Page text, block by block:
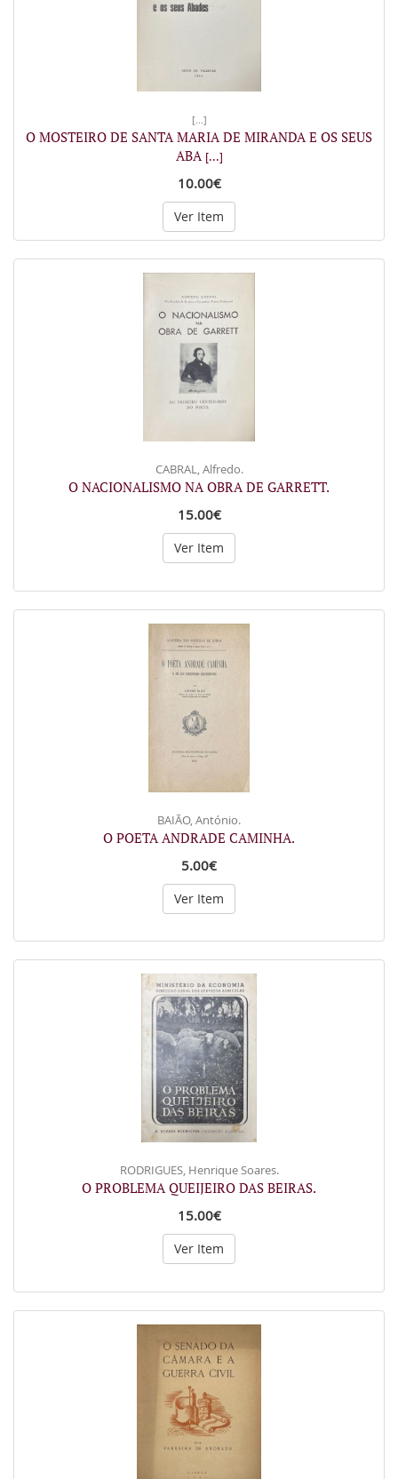
[...]
O MOSTEIRO DE SANTA MARIA DE MIRANDA E OS SEUS
ABA [...]
10.00€
Ver Item
CABRAL, Alfredo.
O NACIONALISMO NA OBRA DE GARRETT.
15.00€
Ver Item
BAIÃO, António.
O POETA ANDRADE CAMINHA.
5.00€
Ver Item
RODRIGUES, Henrique Soares.
O PROBLEMA QUEIJEIRO DAS BEIRAS.
15.00€
Ver Item